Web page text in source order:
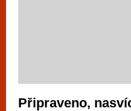
Připraveno,